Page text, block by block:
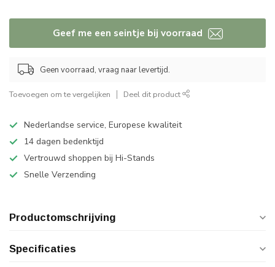
Geef me een seintje bij voorraad
Geen voorraad, vraag naar levertijd.
Toevoegen om te vergelijken Deel dit product
Nederlandse service, Europese kwaliteit
14 dagen bedenktijd
Vertrouwd shoppen bij Hi-Stands
Snelle Verzending
Productomschrijving
Specificaties